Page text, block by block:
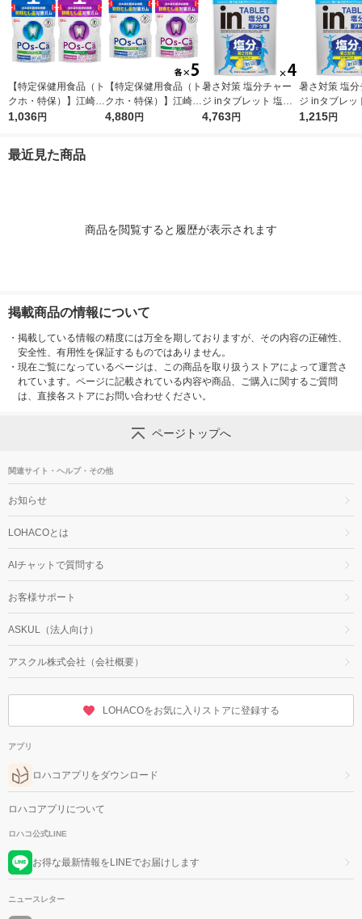
【特定保健用食品（ト
クホ・特保）】江崎グ
リコ ポスカ 75g 2
初期むし歯対策ガム
1,036円
【特定保健用食品（ト
クホ・特保）】江崎グ
リコ ポスカ（POs-C
4,880円
暑さ対策 塩分チャー
ジ inタブレット 塩分
プラス 500g 1セット
4,763円
暑さ対策 塩分
ジ inタブレッ
プラス 500g
1,215円
最近見た商品
商品を閲覧すると履歴が表示されます
掲載商品の情報について
・ 掲載している情報の精度には万全を期しておりますが、その内容の正確性、
安全性、有用性を保証するものではありません。
・ 現在ご覧になっているページは、この商品を取り扱うストアによって運営さ
れています。ページに記載されている内容や商品、ご購入に関するご質問
は、直接各ストアにお問い合わせください。
ページトップへ
関連サイト・ヘルプ・その他
お知らせ
LOHACOとは
AIチャットで質問する
お客様サポート
ASKUL（法人向け）
アスクル株式会社（会社概要）
LOHACOをお気に入りストアに登録する
アプリ
ロハコアプリをダウンロード
ロハコアプリについて
ロハコ公式LINE
お得な最新情報をLINEでお届けします
ニュースレター